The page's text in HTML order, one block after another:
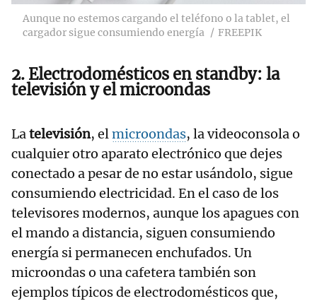
Aunque no estemos cargando el teléfono o la tablet, el
cargador sigue consumiendo energía
FREEPIK
2. Electrodomésticos en standby: la
televisión y el microondas
Latelevisión, elmicroondas, la videoconsola o
cualquier otro aparato electrónico que dejes
conectado a pesar de no estar usándolo, sigue
consumiendo electricidad. En el caso de los
televisores modernos, aunque los apagues con
el mando a distancia, siguen consumiendo
energía si permanecen enchufados. Un
microondas o una cafetera también son
ejemplos típicos de electrodomésticos que,